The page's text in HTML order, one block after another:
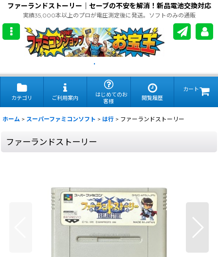
ファーランドストーリー｜セーブの不安を解消！新品電池交換対応
実績35,000本以上のプロが電圧測定後に発送。ソフトのみの通販
.
カテゴリ ご利用案内
はじめてのお
客様
閲覧履歴
カート
ホーム > スーパーファミコンソフト > は行 > ファーランドストーリー
ファーランドストーリー